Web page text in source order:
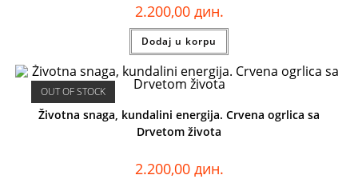
2.200,00 дин.
Dodaj u korpu
OUT OF STOCK
Životna snaga, kundalini energija. Crvena ogrlica sa
Drvetom života
2.200,00 дин.